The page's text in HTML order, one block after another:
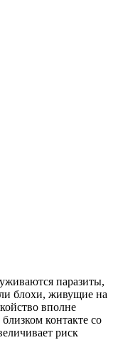
паразиты,
блохи, живущие на
вполне
контакте со
риск